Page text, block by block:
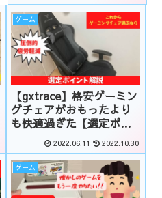
ゲーム
【gxtrace】格安ゲーミン
グチェアがおもったより
も快適過ぎた【選定ポイ
ント解説】2022.06.11 2022.10.30
ゲーム